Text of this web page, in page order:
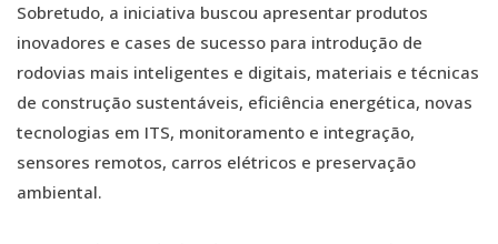
Sobretudo, a iniciativa buscou apresentar produtos
inovadores e cases de sucesso para introdução de
rodovias mais inteligentes e digitais, materiais e técnicas
de construção sustentáveis, eficiência energética, novas
tecnologias em ITS, monitoramento e integração,
sensores remotos, carros elétricos e preservação
ambiental.